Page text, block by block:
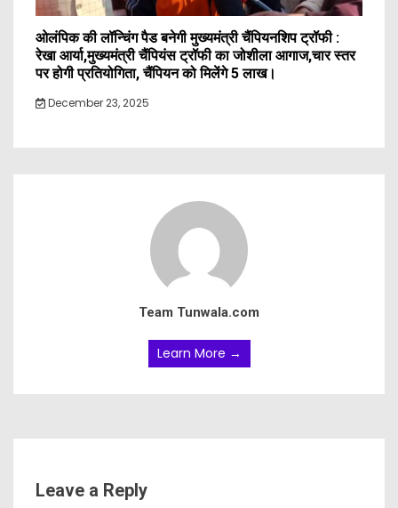
ओलंपिक की लॉन्चिंग पैड बनेगी मुख्यमंत्री चैंपियनशिप ट्रॉफी :
रेखा आर्या,मुख्यमंत्री चैंपियंस ट्रॉफी का जोशीला आगाज,चार स्तर
पर होगी प्रतियोगिता, चैंपियन को मिलेंगे 5 लाख।
December 23, 2025
Team Tunwala.com
Learn More →
Leave a Reply